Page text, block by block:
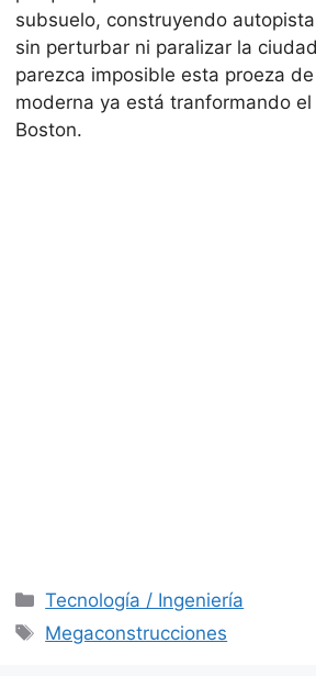
subsuelo, construyendo
sin perturbar ni paralizar la
parezca imposible esta proeza
moderna ya está tranformando
Boston.
Categorías
Tecnología / Ingeniería
Etiquetas
Megaconstrucciones